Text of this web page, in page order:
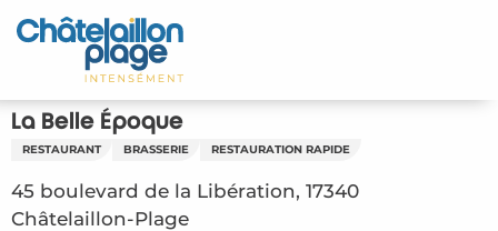
Aller
au
principal
Accueil
Découvrir
Activités
A vivre
La Belle Époque
RESTAURANT BRASSERIE RESTAURATION RAPIDE
45 boulevard de la Libération, 17340
Châtelaillon-Plage